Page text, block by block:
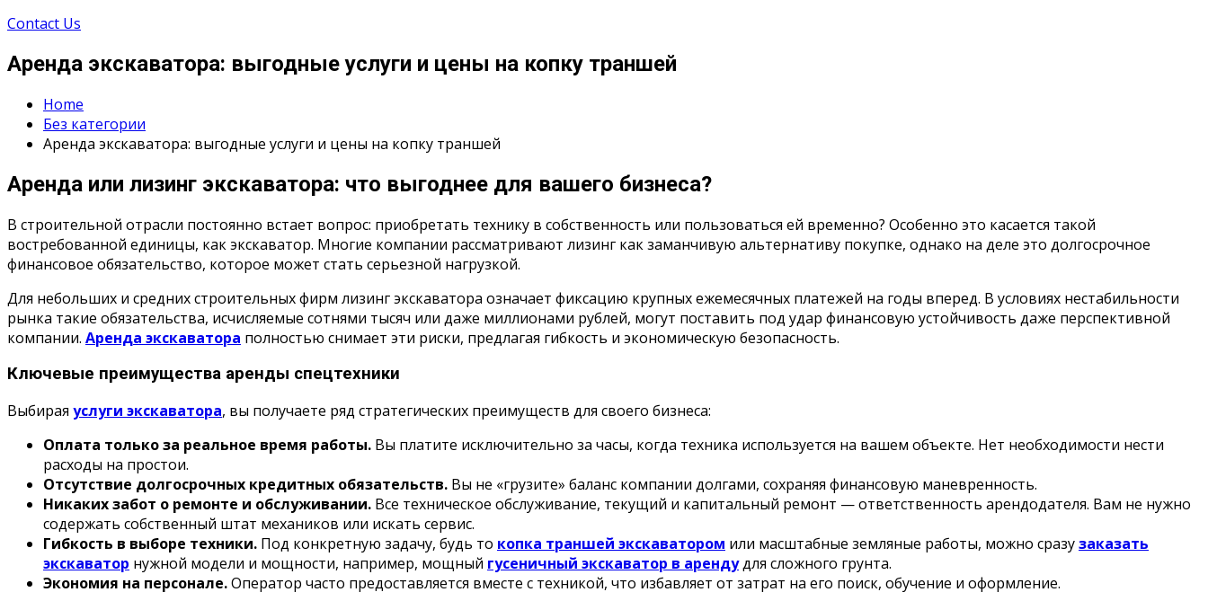
Contact Us
Аренда экскаватора: выгодные услуги и цены на копку траншей
Home
Без категории
Аренда экскаватора: выгодные услуги и цены на копку траншей
Аренда или лизинг экскаватора: что выгоднее для вашего бизнеса?
В строительной отрасли постоянно встает вопрос: приобретать технику в собственность или пользоваться ей временно? Особенно это касается такой
востребованной единицы, как экскаватор. Многие компании рассматривают лизинг как заманчивую альтернативу покупке, однако на деле это долгосрочное
финансовое обязательство, которое может стать серьезной нагрузкой.
Для небольших и средних строительных фирм лизинг экскаватора означает фиксацию крупных ежемесячных платежей на годы вперед. В условиях нестабильности
рынка такие обязательства, исчисляемые сотнями тысяч или даже миллионами рублей, могут поставить под удар финансовую устойчивость даже перспективной
компании. Аренда экскаватора полностью снимает эти риски, предлагая гибкость и экономическую безопасность.
Ключевые преимущества аренды спецтехники
Выбирая услуги экскаватора, вы получаете ряд стратегических преимуществ для своего бизнеса:
Оплата только за реальное время работы. Вы платите исключительно за часы, когда техника используется на вашем объекте. Нет необходимости нести
расходы на простои.
Отсутствие долгосрочных кредитных обязательств. Вы не «грузите» баланс компании долгами, сохраняя финансовую маневренность.
Никаких забот о ремонте и обслуживании. Все техническое обслуживание, текущий и капитальный ремонт — ответственность арендодателя. Вам не нужно
содержать собственный штат механиков или искать сервис.
Гибкость в выборе техники. Под конкретную задачу, будь то копка траншей экскаватором или масштабные земляные работы, можно сразузаказать
экскаватор нужной модели и мощности, например, мощный гусеничный экскаватор в арендудля сложного грунта.
Экономия на персонале.Оператор часто предоставляется вместе с техникой, что избавляет от затрат на его поиск, обучение и оформление.